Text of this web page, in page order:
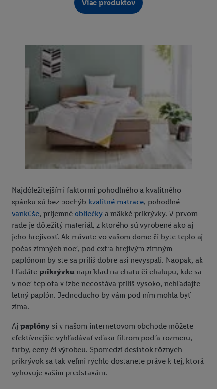
Viac produktov
Najdôležitejšími faktormi pohodlného a kvalitného
spánku sú bez pochýb kvalitné matrace, pohodlné
vankúše, príjemné obliečky a mäkké prikrývky. V prvom
rade je dôležitý materiál, z ktorého sú vyrobené ako aj
jeho hrejivosť. Ak mávate vo vašom dome či byte teplo aj
počas zimných nocí, pod extra hrejivým zimným
paplónom by ste sa príliš dobre asi nevyspali. Naopak, ak
hľadáte prikrývku napríklad na chatu či chalupu, kde sa
v noci teplota v izbe nedostáva príliš vysoko, nehľadajte
letný paplón. Jednoducho by vám pod ním mohla byť
zima.
Aj paplóny si v našom internetovom obchode môžete
efektívnejšie vyhľadávať vďaka filtrom podľa rozmeru,
farby, ceny či výrobcu. Spomedzi desiatok rôznych
prikrývok sa tak veľmi rýchlo dostanete práve k tej, ktorá
vyhovuje vašim predstavám.